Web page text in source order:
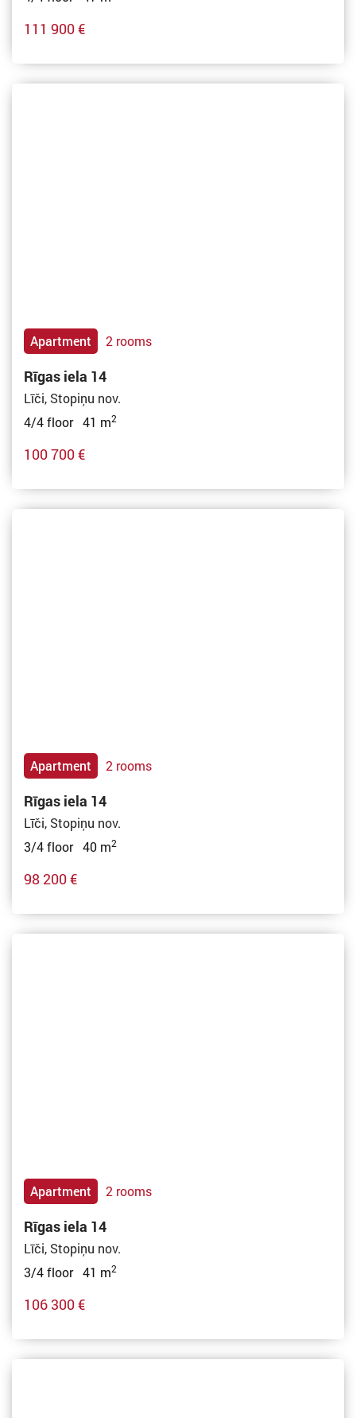
111 900 €
Apartment 2 rooms
Rīgas iela 14
Līči, Stopiņu nov.
4/4 floor 41 m2
100 700 €
Apartment 2 rooms
Rīgas iela 14
Līči, Stopiņu nov.
3/4 floor 40 m2
98 200 €
Apartment 2 rooms
Rīgas iela 14
Līči, Stopiņu nov.
3/4 floor 41 m2
106 300 €